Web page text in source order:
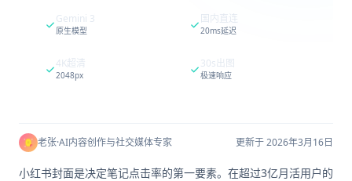
Gemini 3
原生模型
国内直连
20ms延迟
4K超清
2048px
30s出图
极速响应
老张·AI内容创作与社交媒体专家 更新于 2026年3月16日
小红书封面是决定笔记点击率的第一要素。在超过3亿月活用户的